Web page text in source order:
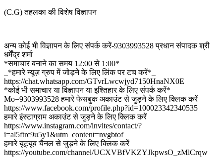
(C.G) तहलका की विशेष विज्ञापन
अन्य कोई भी विज्ञापन के लिए संपर्क करें-9303993528 प्रधान संपादक श्री
धर्मेंद्र शर्मा
*समाचार बनाने का समय 12:00 से 1:00*
_*हमारे न्यूज़ ग्रुप में जोड़ने के लिए लिंक पर टच करें*_
https://chat.whatsapp.com/GTvrLwcwjyd7150HnaNX0E
*कोई भी समाचार या विज्ञापन या इश्तिहार के लिए संपर्क करें*
Mo=9303993528 हमारे फेसबुक अकाउंट से जुड़ने के लिए क्लिक करें
https://www.facebook.com/profile.php?id=100023342340535
हमारे इंस्टाग्राम अकाउंट से जुड़ने के लिए क्लिक करें
https://www.instagram.com/invites/contact/?
i=al5ftrc9u5y1&utm_content=nvgbtof
हमारे यूट्यूब चैनल से जुड़ने के लिए क्लिक करें
https://youtube.com/channel/UCXVBfVKZYJkpwsO_zMlCrqw